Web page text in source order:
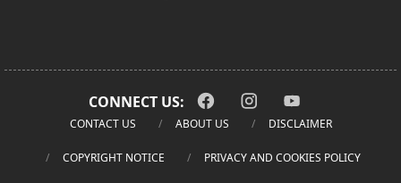
CONNECT US:
CONTACT US ABOUT US DISCLAIMER
COPYRIGHT NOTICE PRIVACY AND COOKIES POLICY